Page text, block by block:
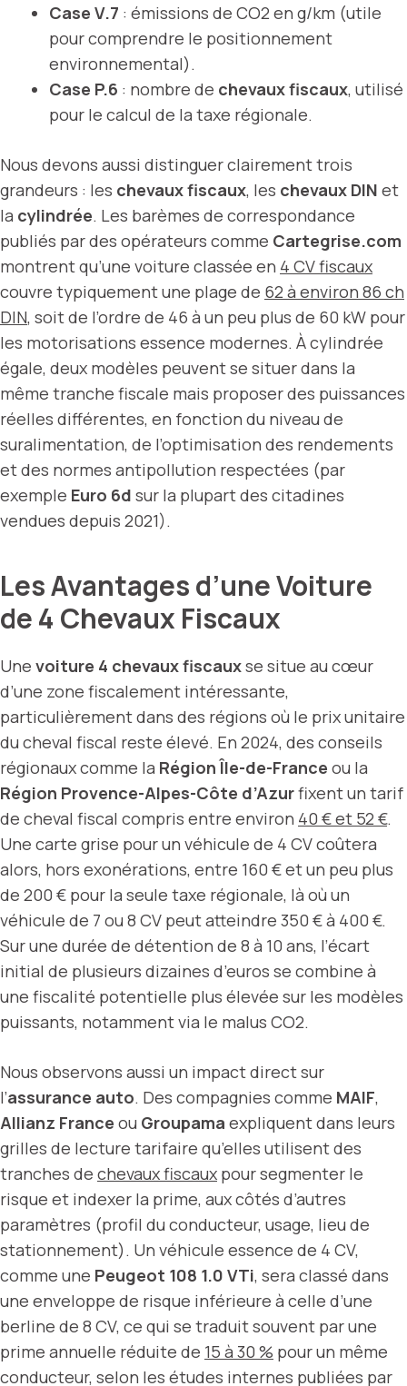
Case V.7 : émissions de CO2 en g/km (utile
pour comprendre le positionnement
environnemental).
Case P.6 : nombre de chevaux fiscaux, utilisé
pour le calcul de la taxe régionale.
Nous devons aussi distinguer clairement trois
grandeurs : les chevaux fiscaux, les chevaux DIN et
la cylindrée. Les barèmes de correspondance
publiés par des opérateurs comme Cartegrise.com
montrent qu’une voiture classée en 4 CV fiscaux
couvre typiquement une plage de 62 à environ 86 ch
DIN, soit de l’ordre de 46 à un peu plus de 60 kW pour
les motorisations essence modernes. À cylindrée
égale, deux modèles peuvent se situer dans la
même tranche fiscale mais proposer des puissances
réelles différentes, en fonction du niveau de
suralimentation, de l’optimisation des rendements
et des normes antipollution respectées (par
exemple Euro 6d sur la plupart des citadines
vendues depuis 2021).
Les Avantages d’une Voiture
de 4 Chevaux Fiscaux
Une voiture 4 chevaux fiscauxse situe au cœur
d’une zone fiscalement intéressante,
particulièrement dans des régions où le prix unitaire
du cheval fiscal reste élevé. En 2024, des conseils
régionaux comme la Région Île-de-France ou la
Région Provence-Alpes-Côte d’Azurfixent un tarif
de cheval fiscal compris entre environ 40 € et 52 €.
Une carte grise pour un véhicule de 4 CV coûtera
alors, hors exonérations, entre 160 € et un peu plus
de 200 € pour la seule taxe régionale, là où un
véhicule de 7 ou 8 CV peut atteindre 350 € à 400 €.
Sur une durée de détention de 8 à 10 ans, l’écart
initial de plusieurs dizaines d’euros se combine à
une fiscalité potentielle plus élevée sur les modèles
puissants, notamment via le malus CO2.
Nous observons aussi un impact direct sur
l’assurance auto. Des compagnies comme MAIF,
Allianz France ou Groupama expliquent dans leurs
grilles de lecture tarifaire qu’elles utilisent des
tranches de chevaux fiscaux pour segmenter le
risque et indexer la prime, aux côtés d’autres
paramètres (profil du conducteur, usage, lieu de
stationnement). Un véhicule essence de 4 CV,
comme une Peugeot 108 1.0 VTi, sera classé dans
une enveloppe de risque inférieure à celle d’une
berline de 8 CV, ce qui se traduit souvent par une
prime annuelle réduite de 15 à 30 % pour un même
conducteur, selon les études internes publiées par